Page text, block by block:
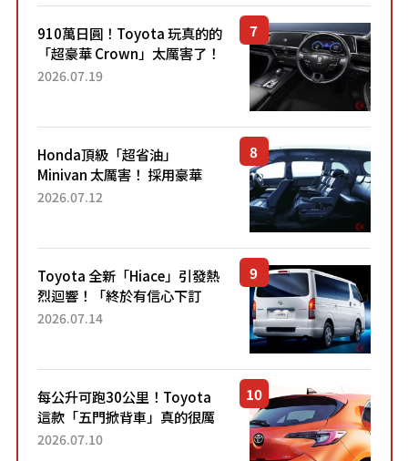
910萬日圓！Toyota 玩真的的
「超豪華 Crown」太厲害了！
採用由「匠人技藝」打造的
2026.07.19
Honda頂級「超省油」
Minivan 太厲害！ 採用豪華
「真皮座椅」與專屬「黑色內
「三...
2026.07.12
Toyota 全新「Hiace」引發熱
烈迴響！「終於有信心下訂
了！」「哪個等級交車最
車？...
2026.07.14
每公升可跑30公里！Toyota
這款「五門掀背車」真的很厲
害！ 擁有全長4.3公尺的「剛剛
2026.07.10